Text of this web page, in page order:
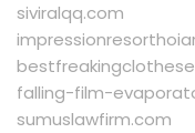
siviralqq.com
falling-film-
sumuslawfirm.com